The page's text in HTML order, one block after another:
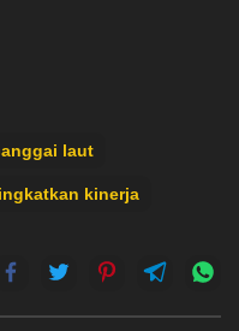
laut
kinerja